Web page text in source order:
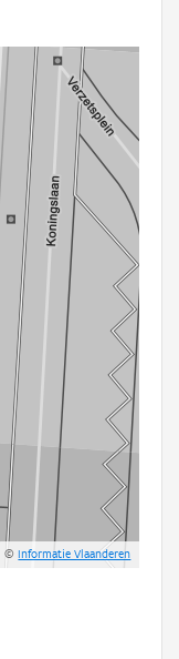
©Informatie Vlaanderen